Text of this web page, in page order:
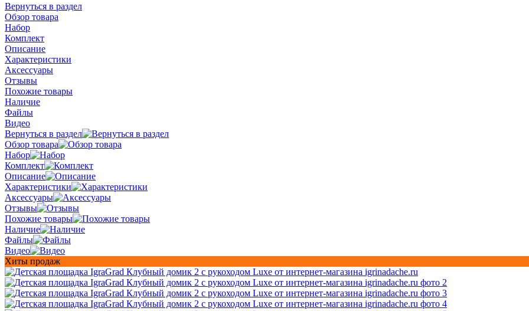
Вернуться в раздел
Обзор товара
Набор
Комплект
Описание
Характеристики
Аксессуары
Отзывы
Похожие товары
Наличие
Файлы
Видео
Вернуться в раздел
Обзор товара
Набор
Комплект
Описание
Характеристики
Аксессуары
Отзывы
Похожие товары
Наличие
Файлы
Видео
Хиты продаж